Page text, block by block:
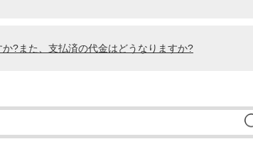
?また、支払済の代金はどうなりますか?